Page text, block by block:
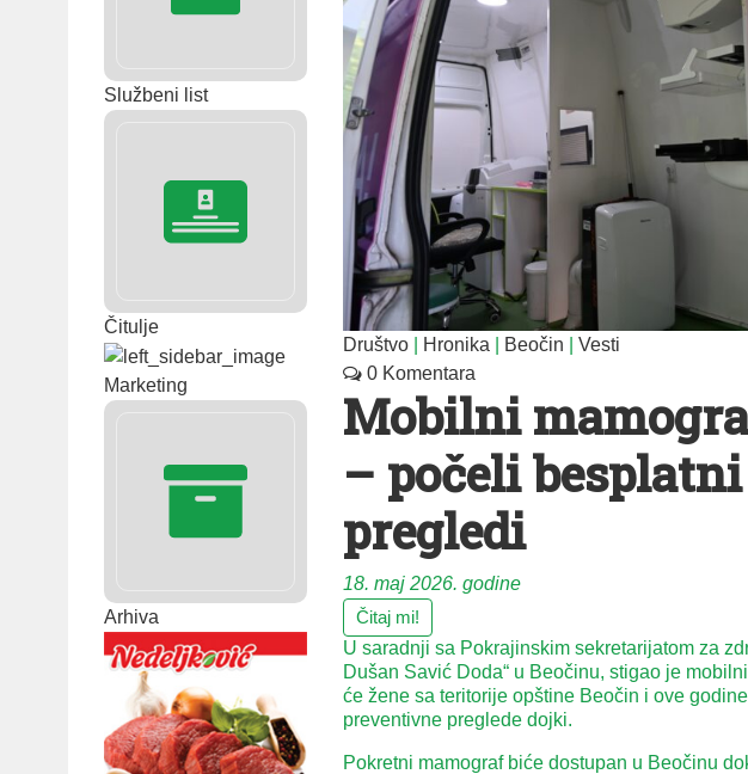
Službeni list
Čitulje
Marketing
Arhiva
Društvo Hronika Beočin
Vesti
0 Komentara
Mobilni
– počeli
pregledi
18. maj 2026. godine
Čitaj mi!
U saradnji sa Pokrajinskim sekretarijatom za
Dušan Savić Doda“ u Beočinu, stigao je
će žene sa teritorije opštine Beočin i ove
preventivne preglede dojki.
Pokretni mamograf biće dostupan u Beočinu